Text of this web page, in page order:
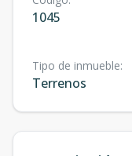
1045
Tipo de inmueble:
Terrenos